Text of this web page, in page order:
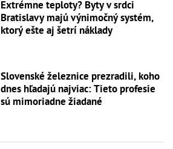
Extrémne teploty? Byty v srdci
Bratislavy majú výnimočný systém,
ktorý ešte aj šetrí náklady
Slovenské železnice prezradili, koho
dnes hľadajú najviac: Tieto profesie
sú mimoriadne žiadané